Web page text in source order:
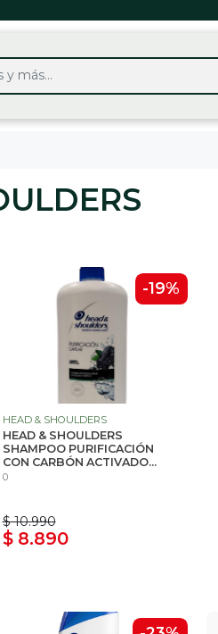
-19%
HEAD & SHOULDERS
HEAD & SHOULDERS
SHAMPOO PURIFICACIÓN
CON CARBÓN ACTIVADO...
0
$ 10.990
$ 8.890